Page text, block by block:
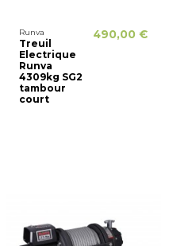
Runva
Treuil
Electrique
Runva
4309kg SG2
tambour
court
490,00 €